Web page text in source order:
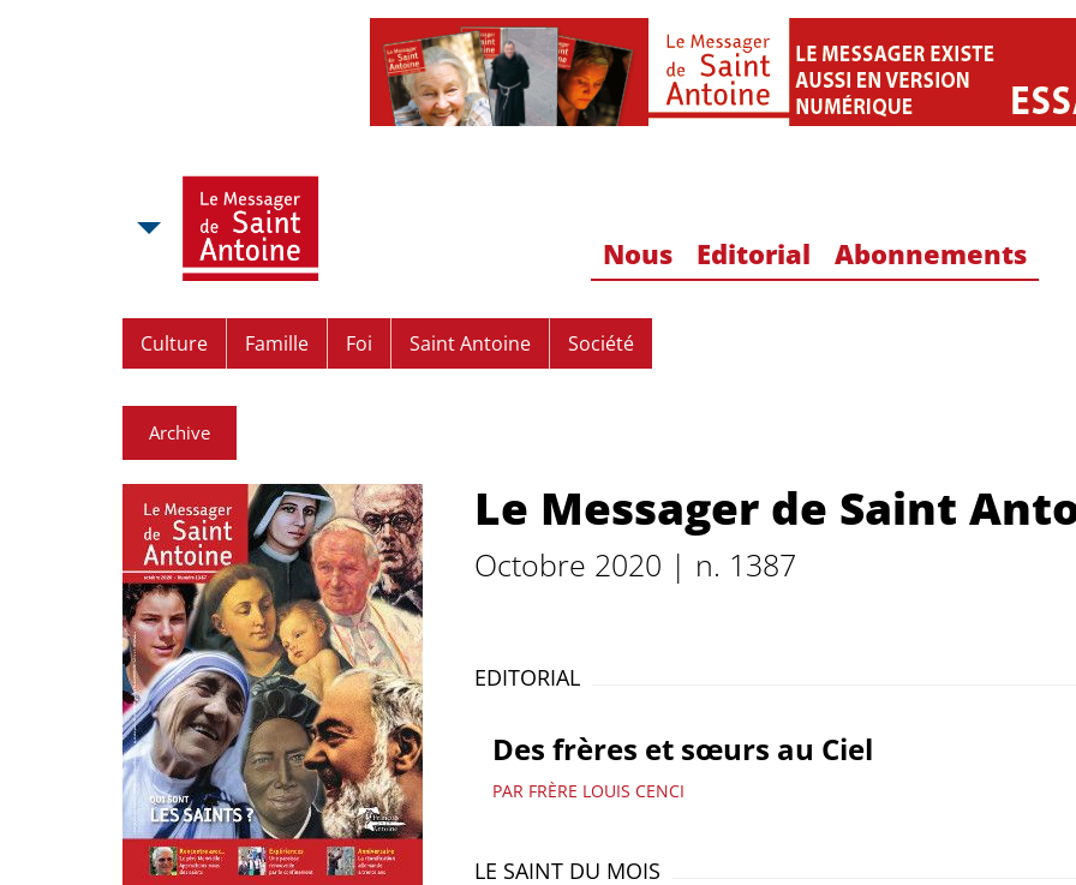
Nous Editorial Abonnements
Culture Famille Foi Saint Antoine Société
Archive
Le Messager de Saint
Octobre 2020 | n. 1387
EDITORIAL
Des frères et sœurs au Ciel
PAR FRÈRE LOUIS CENCI
LE SAINT DU MOIS